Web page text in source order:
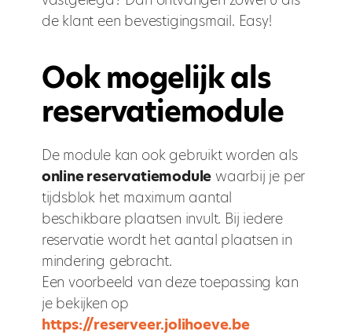
de klant een bevestigingsmail. Easy!
Ook mogelijk als
reservatiemodule
De module kan ook gebruikt worden als
online reservatiemodule waarbij je per
tijdsblok het maximum aantal
beschikbare plaatsen invult. Bij iedere
reservatie wordt het aantal plaatsen in
mindering gebracht.
Een voorbeeld van deze toepassing kan
je bekijken op
https://reserveer.jolihoeve.be